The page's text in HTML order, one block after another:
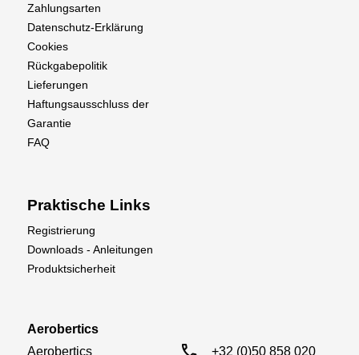
Zahlungsarten
Datenschutz-Erklärung
Cookies
Rückgabepolitik
Lieferungen
Haftungsausschluss der
Garantie
FAQ
Praktische Links
Registrierung
Downloads - Anleitungen
Produktsicherheit
Aerobertics
Aerobertics
+32 (0)50 858 020